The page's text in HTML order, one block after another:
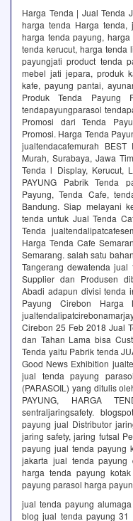
Harga Tenda | Jual Tenda
harga tenda Harga tenda,
harga tenda payung,
tenda kerucut, harga tenda
payungjati product tenda
mebel jati jepara, produk
kafe, payung pantai,
Produk Tenda Payung
tendapayungparasol
Promosi dari Tenda
Promosi. Harga Tenda
jualtendacafemurah
Murah, Surabaya, Jawa
Tenda l Display, Kerucut,
PAYUNG Pabrik Tenda
Payung, Tenda Cafe,
Bandung. Siap melayani
tenda untuk Jual Tenda
Tenda
Harga Tenda Cafe
Semarang. salah satu
Tangerang dewatenda
Supplier dan Produsen
Abadi adapun divisi tenda
Payung Cirebon
Cirebon 25 Feb 2018 Jual
dan Tahan Lama bisa
Tenda yaitu Pabrik tenda
Good News Exhibition
jual tenda payung
(PARASOIL) yang ditulis
PAYUNG, HARGA
sentraljaringsafety.
payung jual Distributor
jaring safety, jaring futsal
payung jual tenda payung
jakarta jual tenda
harga tenda payung
payung parasol harga
jual tenda payung
blog jual tenda payung 31